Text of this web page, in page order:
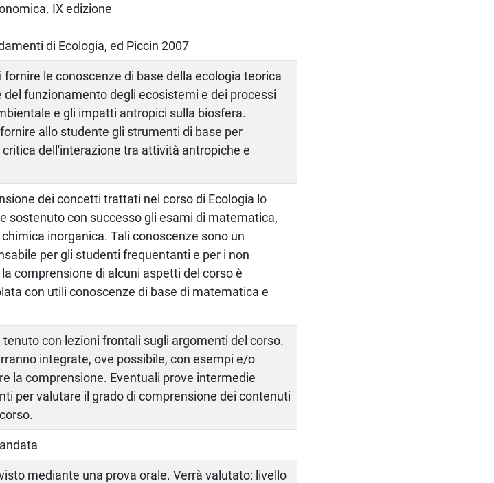
IX edizione
di Ecologia, ed Piccin 2007
fornire le conoscenze di base della ecologia teorica
del funzionamento degli ecosistemi e dei processi
e gli impatti antropici sulla biosfera.
allo studente gli strumenti di base per
dell'interazione tra attività antropiche e
dei concetti trattati nel corso di Ecologia lo
sostenuto con successo gli esami di matematica,
inorganica. Tali conoscenze sono un
per gli studenti frequentanti e per i non
comprensione di alcuni aspetti del corso è
con utili conoscenze di base di matematica e
tenuto con lezioni frontali sugli argomenti del corso.
integrate, ove possibile, con esempi e/o
la comprensione. Eventuali prove intermedie
per valutare il grado di comprensione dei contenuti
mediante una prova orale. Verrà valutato: livello